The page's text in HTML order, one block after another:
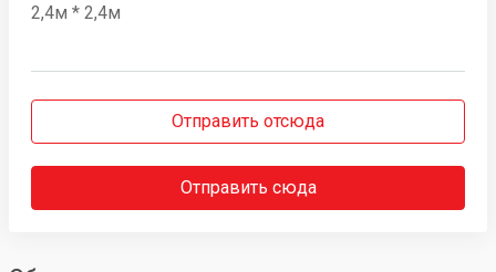
2,4м * 2,4м
Отправить отсюда
Отправить сюда